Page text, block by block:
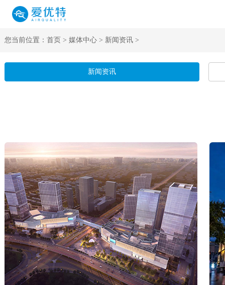
您当前位置： 首页 > 媒体中心> 新闻资讯>
新闻资讯